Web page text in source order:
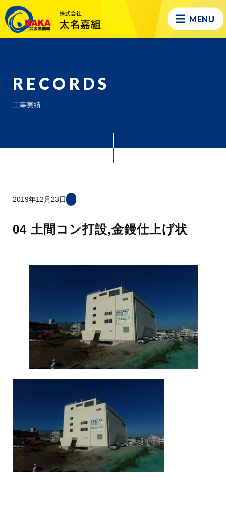
MENU
RECORDS
工事実績
2019年12月23日
04 土間コン打設,金鏝仕上げ状